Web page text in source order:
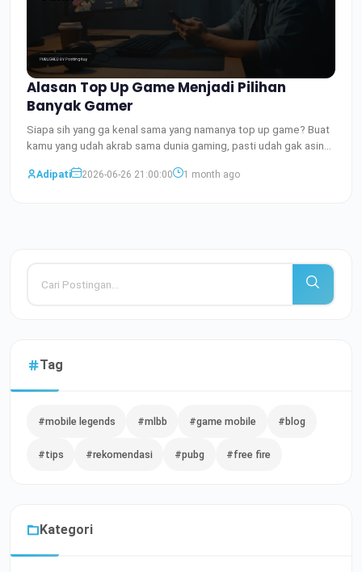
Alasan Top Up Game Menjadi Pilihan
Banyak Gamer
Siapa sih yang ga kenal sama yang namanya top up game? Buat
kamu yang udah akrab sama dunia gaming, pasti udah gak asing
Adipati
2026-06-26 21:00:00 1 month ago
Tag
#mobile legends #mlbb #game mobile #blog
#tips #rekomendasi #pubg #free fire
Kategori